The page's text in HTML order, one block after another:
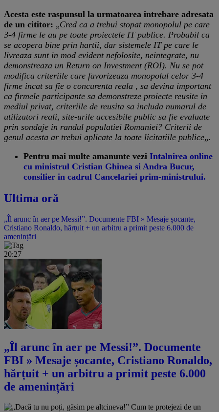
Acesta este raspunsul la urmatoarea intrebare adresata
de un cititor: „Cred ca a trebui stopat monopolul pe care
3-4 firme le au pe toate proiectele IT publice. Probabil ca
se acopera bine prin hartii, dar sistemele IT pe care le
livreaza sunt in mod evident nefolosite, neintegrate, nu
demonstreaza un Return on Investment (ROI). Nu se pot
modifica criteriile care favorizeaza monopolul celor 3-4
firme incat sa fie o concurenta reala , sa devina important
ca firmele participante sa demonstreze proiecte reusite in
mediul privat, criteriile de reusita sa includa numarul de
utilizatori reali, site-urile accesibile public sa fie evaluate
prin sondaje in randul populatiei Romaniei? Criterii de
genul acesta ar trebui aplicate la toate licitatiile publice„.
Pentru mai multe amanunte vezi Intalnirea online
cu ministrul Cristian Ghinea si Andra Bucur,
consilier in cadrul Cancelariei prim-ministrului.
Ultima oră
„Îl arunc în aer pe Messi!”. Documente FBI » Mesaje șocante,
Cristiano Ronaldo, hărțuit + un arbitru a primit peste 6.000 de
amenințări
20:27
„Îl arunc în aer pe Messi!”. Documente
FBI » Mesaje șocante, Cristiano Ronaldo,
hărțuit + un arbitru a primit peste 6.000
de amenințări